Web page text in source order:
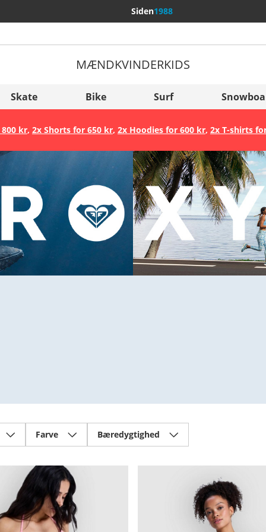
Siden1988
Slovenija
België (Nederlands)
Danmark
Norge
MÆNDKVINDERKIDS
Skate Bike Surf
kr, 2x Shorts for 650 kr, 2x Hoodies for 600 kr, 2x T-shirts
Farve Bæredygtighed